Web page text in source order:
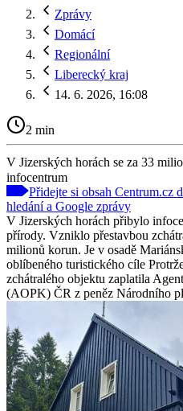
Zprávy
Domácí
Regionální
Liberecký kraj
14. 6. 2026, 16:08
2 min
V Jizerských horách se za 33
infocentrum
Přidejte si obsah Centrum.cz
hledání a Google zprávy
V Jizerských horách přibylo
přírody. Vzniklo přestavbou
milionů korun. Je v osadě
oblíbeného turistického cíle
zchátralého objektu zaplatila
(AOPK) ČR z peněz Národního